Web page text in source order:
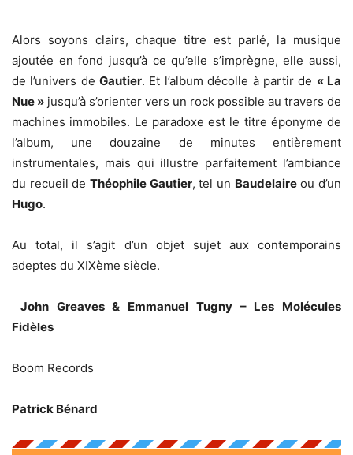
Alors soyons clairs, chaque titre est parlé, la musique
ajoutée en fond jusqu’à ce qu’elle s’imprègne, elle aussi,
de l’univers deGautier. Et l’album décolle à partir de « La
Nue » jusqu’à s’orienter vers un rock possible au travers de
machines immobiles. Le paradoxe est le titre éponyme de
l’album, une douzaine de minutes entièrement
instrumentales, mais qui illustre parfaitement l’ambiance
du recueil de Théophile Gautier, tel un Baudelaireou d’un
Hugo.
Au total, il s’agit d’un objet sujet aux contemporains
adeptes du XIXème siècle.
John Greaves & Emmanuel Tugny – Les Molécules
Fidèles
Boom Records
Patrick Bénard